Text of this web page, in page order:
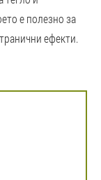
е полезно за
ефекти.